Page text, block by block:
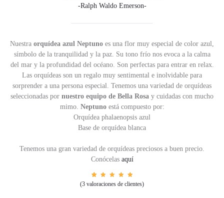
-Ralph Waldo Emerson-
Nuestra orquídea azul Neptuno es una flor muy especial de color azul,
símbolo de la tranquilidad y la paz. Su tono frío nos evoca a la calma
del mar y la profundidad del océano. Son perfectas para entrar en relax.
Las orquídeas son un regalo muy sentimental e inolvidable para
sorprender a una persona especial. Tenemos una variedad de orquídeas
seleccionadas por nuestro equipo de Bella Rosa y cuidadas con mucho
mimo. Neptunoestá compuesto por:
Orquídea phalaenopsis azul
Base de orquídea blanca
Tenemos una gran variedad de orquídeas preciosos a buen precio.
Conócelas aquí
Valorad
o con
2
(3 valoraciones de clientes)